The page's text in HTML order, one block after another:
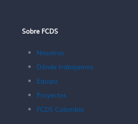
Sobre FCDS
Nosotros
Dónde trabajamos
Equipo
Proyectos
FCDS Colombia